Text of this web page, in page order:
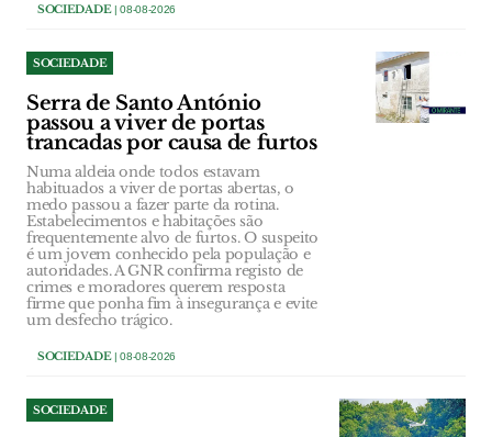
SOCIEDADE| 08-08-2026
SOCIEDADE
Serra de Santo António
passou a viver de portas
trancadas por causa de furtos
Numa aldeia onde todos estavam
habituados a viver de portas abertas, o
medo passou a fazer parte da rotina.
Estabelecimentos e habitações são
frequentemente alvo de furtos. O suspeito
é um jovem conhecido pela população e
autoridades. A GNR confirma registo de
crimes e moradores querem resposta
firme que ponha fim à insegurança e evite
um desfecho trágico.
SOCIEDADE| 08-08-2026
SOCIEDADE